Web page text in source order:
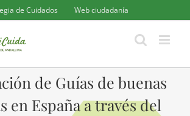
de Cuidados Web ciudadanía
de Guías de buenas
en España a través del